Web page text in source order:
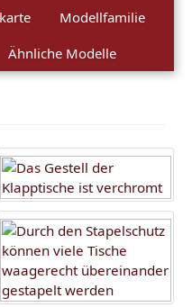
Modellfamilie
Ähnliche Modelle